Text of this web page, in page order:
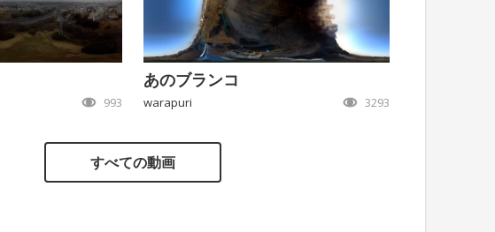
993
あのブランコ
warapuri 3293
すべての動画